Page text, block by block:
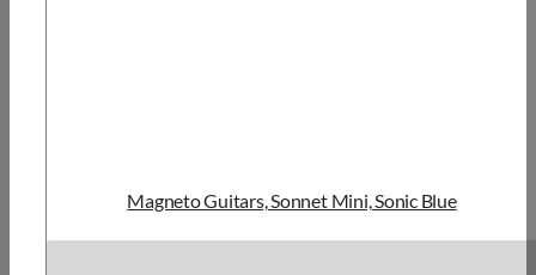
Magneto Guitars, Sonnet Mini, Sonic Blue